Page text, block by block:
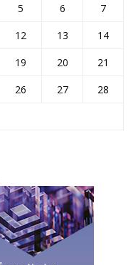
5 6
7
12 13
14
19 20
21
26 27
28